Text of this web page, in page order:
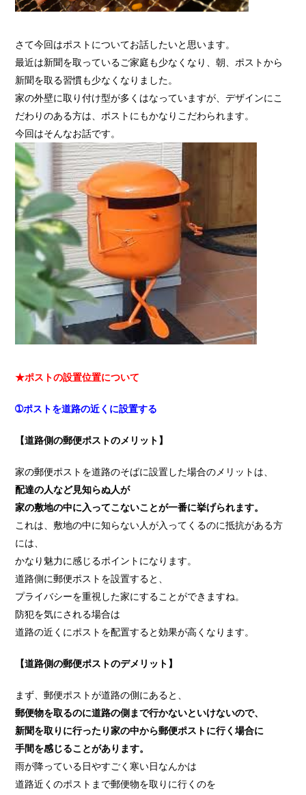
さて今回はポストについてお話したいと思います。
最近は新聞を取っているご家庭も少なくなり、朝、ポストから
新聞を取る習慣も少なくなりました。
家の外壁に取り付け型が多くはなっていますが、デザインにこ
だわりのある方は、ポストにもかなりこだわられます。
今回はそんなお話です。
★ポストの設置位置について
➀ポストを道路の近くに設置する
【道路側の郵便ポストのメリット】
家の郵便ポストを道路のそばに設置した場合のメリットは、
配達の人など見知らぬ人が
家の敷地の中に入ってこないことが一番に挙げられます。
これは、敷地の中に知らない人が入ってくるのに抵抗がある方
には、
かなり魅力に感じるポイントになります。
道路側に郵便ポストを設置すると、
プライバシーを重視した家にすることができますね。
防犯を気にされる場合は
道路の近くにポストを配置すると効果が高くなります。
【道路側の郵便ポストのデメリット】
まず、郵便ポストが道路の側にあると、
郵便物を取るのに道路の側まで行かないといけないので、
新聞を取りに行ったり家の中から郵便ポストに行く場合に
手間を感じることがあります。
雨が降っている日やすごく寒い日なんかは
道路近くのポストまで郵便物を取りに行くのを